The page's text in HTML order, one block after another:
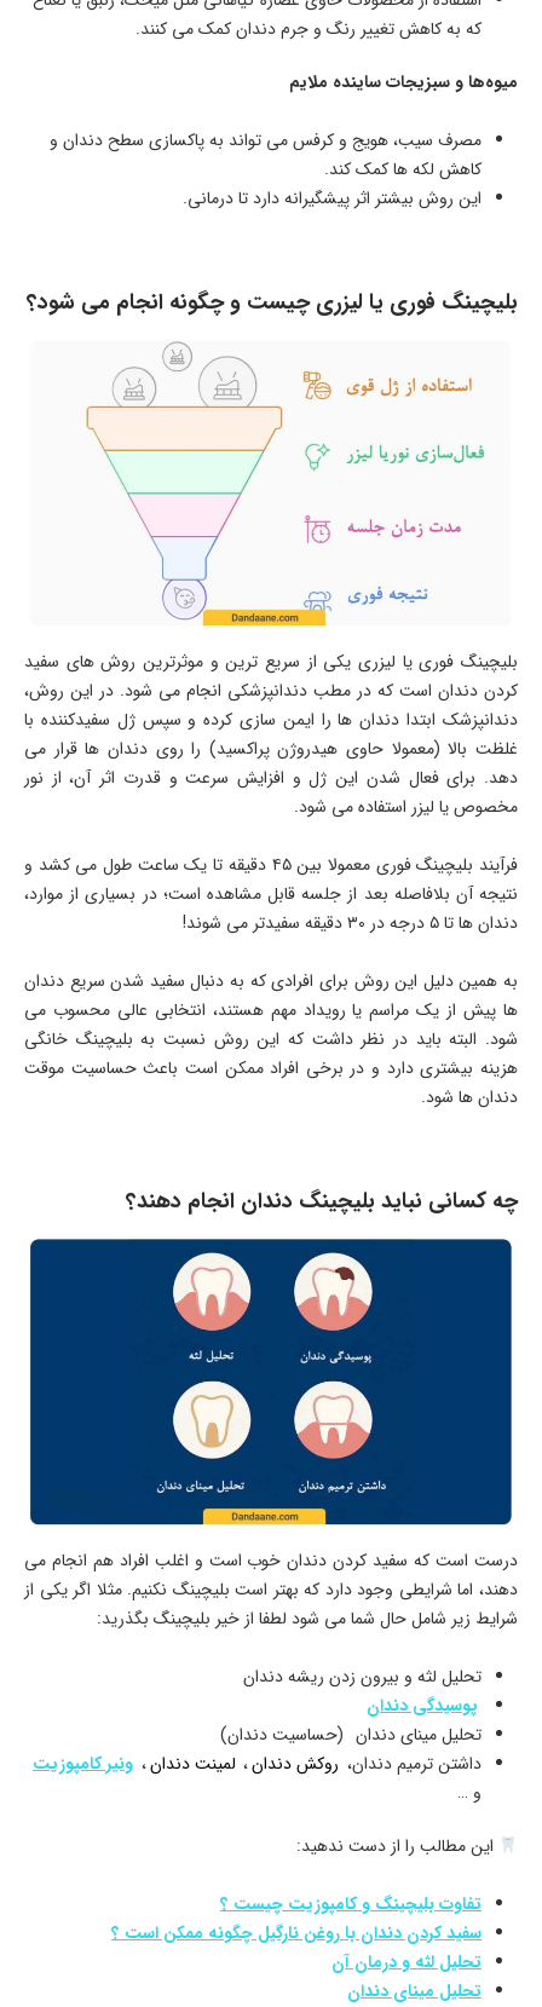
که به کاهش تغییر رنگ و جرم دندان کمک می کنند.
میوه‌ها و سبزیجات ساینده ملایم
مصرف سیب، هویج و کرفس می تواند به پاکسازی سطح دندان و
کاهش لکه ها کمک کند.
این روش بیشتر اثر پیشگیرانه دارد تا درمانی.
بلیچینگ فوری یا لیزری چیست و چگونه انجام می شود؟
بلیچینگ فوری یا لیزری یکی از سریع ترین و موثرترین روش های سفید
کردن دندان است که در مطب دندانپزشکی انجام می شود. در این روش،
دندانپزشک ابتدا دندان ها را ایمن سازی کرده و سپس ژل سفیدکننده با
غلظت بالا (معمولا حاوی هیدروژن پراکسید) را روی دندان ها قرار می
دهد. برای فعال شدن این ژل و افزایش سرعت و قدرت اثر آن، از نور
مخصوص یا لیزر استفاده می شود.
فرآیند بلیچینگ فوری معمولا بین ۴۵ دقیقه تا یک ساعت طول می کشد و
نتیجه آن بلافاصله بعد از جلسه قابل مشاهده است؛ در بسیاری از موارد،
دندان ها تا ۵ درجه در ۳۰ دقیقه سفیدتر می شوند!
به همین دلیل این روش برای افرادی که به دنبال سفید شدن سریع دندان
ها پیش از یک مراسم یا رویداد مهم هستند، انتخابی عالی محسوب می
شود. البته باید در نظر داشت که این روش نسبت به بلیچینگ خانگی
هزینه بیشتری دارد و در برخی افراد ممکن است باعث حساسیت موقت
دندان ها شود.
چه کسانی نباید بلیچینگ دندان انجام دهند؟
درست است که سفید کردن دندان خوب است و اغلب افراد هم انجام می
دهند، اما شرایطی وجود دارد که بهتر است بلیچینگ نکنیم. مثلا اگر یکی از
شرایط زیر شامل حال شما می شود لطفا از خیر بلیچینگ بگذرید:
تحلیل لثه و بیرون زدن ریشه دندان
پوسیدگی دندان
تحلیل مینای دندان (حساسیت دندان)
داشتن ترمیم دندان، روکش دندان، لمینت دندان، ونیر کامپوزیت
و …
این مطالب را از دست ندهید:
تفاوت بلیچینگ و کامپوزیت چیست ؟
سفید کردن دندان با روغن نارگیل چگونه ممکن است ؟
تحلیل لثه و درمان آن
تحلیل مینای دندان